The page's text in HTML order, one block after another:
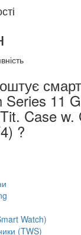
Series 11
Case w.
?
Watch)
(TWS)